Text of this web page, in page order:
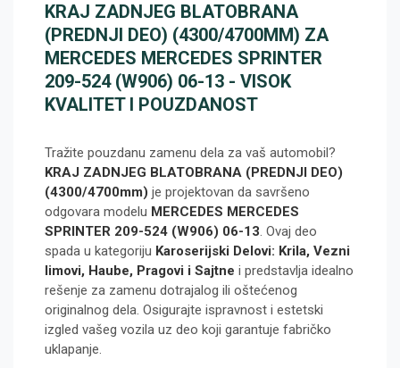
KRAJ ZADNJEG BLATOBRANA
(PREDNJI DEO) (4300/4700MM) ZA
MERCEDES MERCEDES SPRINTER
209-524 (W906) 06-13 - VISOK
KVALITET I POUZDANOST
Tražite pouzdanu zamenu dela za vaš automobil?
KRAJ ZADNJEG BLATOBRANA (PREDNJI DEO)
(4300/4700mm) je projektovan da savršeno
odgovara modelu MERCEDES MERCEDES
SPRINTER 209-524 (W906) 06-13. Ovaj deo
spada u kategoriju Karoserijski Delovi: Krila, Vezni
limovi, Haube, Pragovi i Sajtne i predstavlja idealno
rešenje za zamenu dotrajalog ili oštećenog
originalnog dela. Osigurajte ispravnost i estetski
izgled vašeg vozila uz deo koji garantuje fabričko
uklapanje.